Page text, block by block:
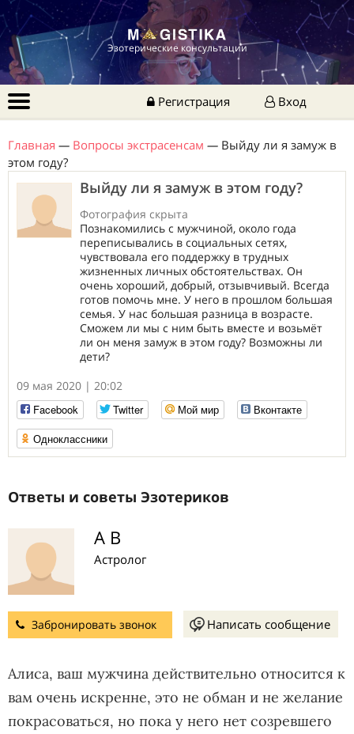
Эзотерические консультации
Регистрация Вход
Главная — Вопросы экстрасенсам — Выйду ли я замуж в
этом году?
Выйду ли я замуж в этом году?
Фотография скрыта
Познакомились с мужчиной, около года
переписывались в социальных сетях,
чувствовала его поддержку в трудных
жизненных личных обстоятельствах. Он
очень хороший, добрый, отзывчивый. Всегда
готов помочь мне. У него в прошлом большая
семья. У нас большая разница в возрасте.
Сможем ли мы с ним быть вместе и возьмёт
ли он меня замуж в этом году? Возможны ли
дети?
09 мая 2020 | 20:02
Facebook
Twitter Мой мир
Вконтакте
Одноклассники
Ответы и советы Эзотериков
А В
Астролог
Забронировать звонок Написать сообщение
Алиса, ваш мужчина действительно относится к
вам очень искренне, это не обман и не желание
покрасоваться, но пока у него нет созревшего